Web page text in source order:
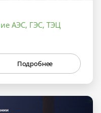
АЭС, ГЭС, ТЭЦ
Подробнее